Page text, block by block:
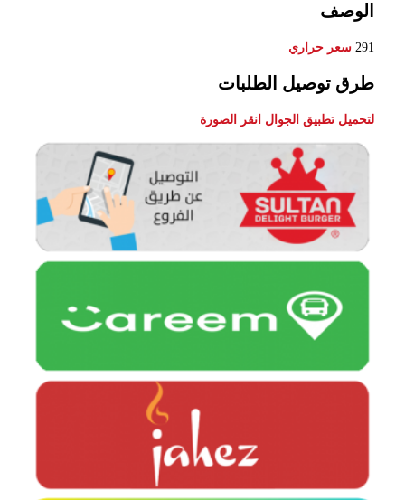
الوصف
291 سعر حراري
طرق توصيل الطلبات
لتحميل تطبيق الجوال انقر الصورة